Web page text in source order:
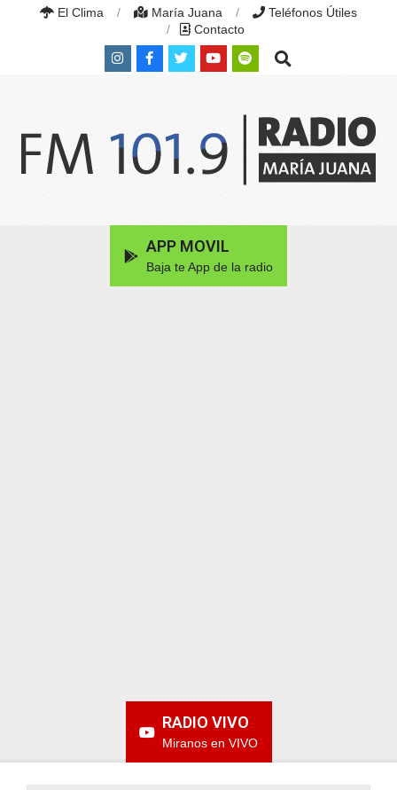
El Clima María Juana
Teléfonos Útiles
Contacto
Search
APP MOVIL
Baja te App de la radio
RADIO VIVO
Miranos en VIVO